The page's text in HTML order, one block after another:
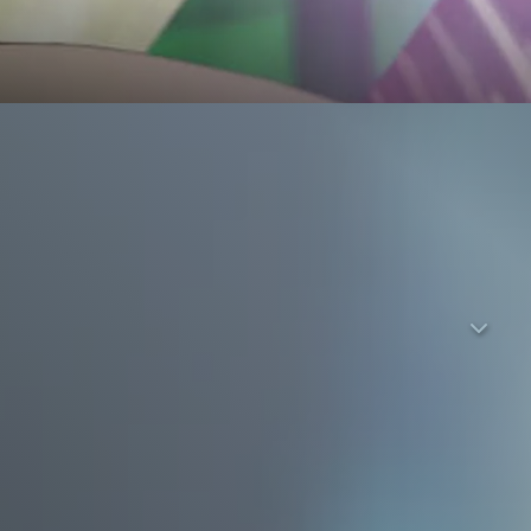
der realen Welt wegen Industriespionage festgenommen